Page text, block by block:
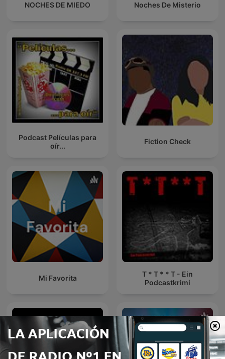
NOCHES DE MIEDO Noches De Misterio
Podcast Películas para
oír...
Fiction Check
Mi Favorita
T * T * * T - Ein
Podcastkrimi